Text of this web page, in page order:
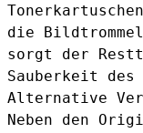
die
sorgt der
Sauberkeit des
Alternative
Neben den